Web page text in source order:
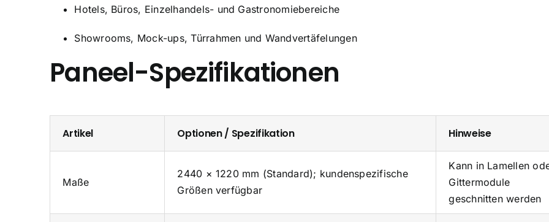
Hotels, Büros, Einzelhandels- und Gastronomiebereiche
Showrooms, Mock-ups, Türrahmen und Wandvertäfelungen
Paneel-Spezifikationen
Artikel Optionen / Spezifikation Hinweise
Maße
2440 × 1220 mm (Standard); kundenspezifische
Größen verfügbar
Kann in Lamellen
Gittermodule
geschnitten werden